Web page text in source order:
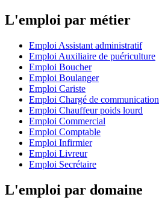
L'emploi par métier
Emploi Assistant administratif
Emploi Auxiliaire de puériculture
Emploi Boucher
Emploi Boulanger
Emploi Cariste
Emploi Chargé de communication
Emploi Chauffeur poids lourd
Emploi Commercial
Emploi Comptable
Emploi Infirmier
Emploi Livreur
Emploi Secrétaire
L'emploi par domaine